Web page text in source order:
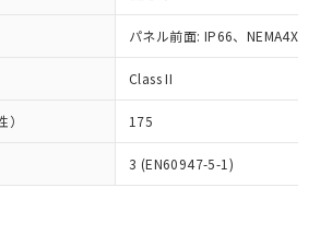
パネル前面: IP66、NEMA4X,
Class II
175
3 (EN60947-5-1)
れた部品リストについて、当社
当社の共同利用者が、当社の製
ビスに関するお客様との取
談に必要な範囲で利用すること
ください。
の共同利用者とは、"個人情報
の「1.共同利
範囲」に記載されている法人を
証明書ダウンロード
有証明書をダウンロードするこ
（10物質）の非含有証明書
含有証明書（当社基準）
発行日時点で非含有を証明す